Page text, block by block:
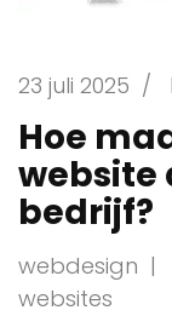
23 juli 2025 /
Hoe
website
bedrijf?
webdesign
websites